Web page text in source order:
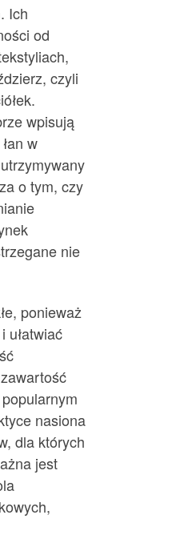
Ich
od
czyli
wpisują
w
o tym, czy
nie
ponieważ
ułatwiać
nasiona
dla których
jest